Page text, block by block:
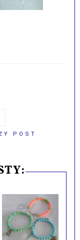
POST